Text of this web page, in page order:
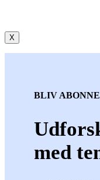
X
BLIV
med